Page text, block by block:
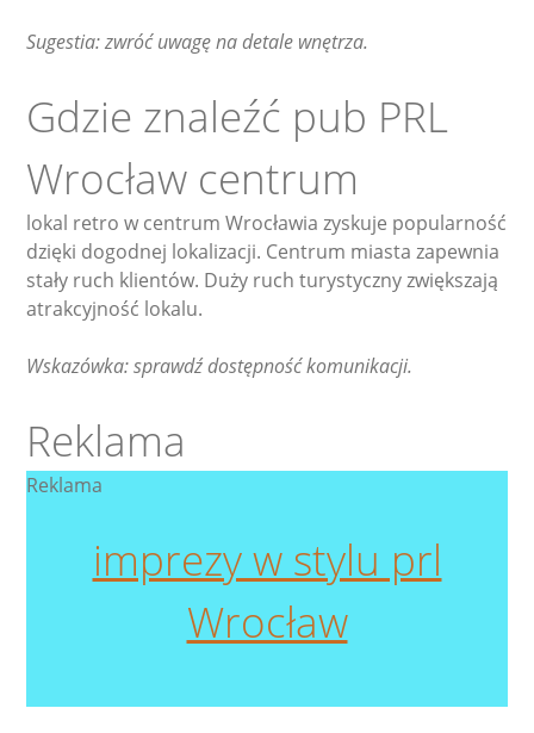
Sugestia: zwróć uwagę na detale wnętrza.
Gdzie znaleźć pub PRL
Wrocław centrum
lokal retro w centrum Wrocławia zyskuje popularność
dzięki dogodnej lokalizacji. Centrum miasta zapewnia
stały ruch klientów. Duży ruch turystyczny zwiększają
atrakcyjność lokalu.
Wskazówka: sprawdź dostępność komunikacji.
Reklama
Reklama
imprezy w stylu prl
Wrocław